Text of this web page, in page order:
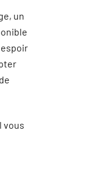
un
vous